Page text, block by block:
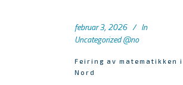
februar 3, 2026
In
Uncategorized @no
Feiring av matematikken i
Nord